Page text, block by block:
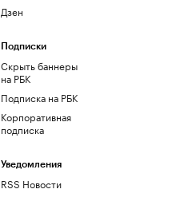
Дзен
Подписки
Скрыть баннеры
на РБК
Подписка на РБК
Корпоративная
подписка
Уведомления
RSS Новости